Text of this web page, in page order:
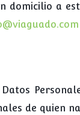
domicilio a
de quien